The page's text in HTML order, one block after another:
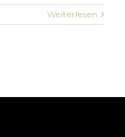
Weiterlesen